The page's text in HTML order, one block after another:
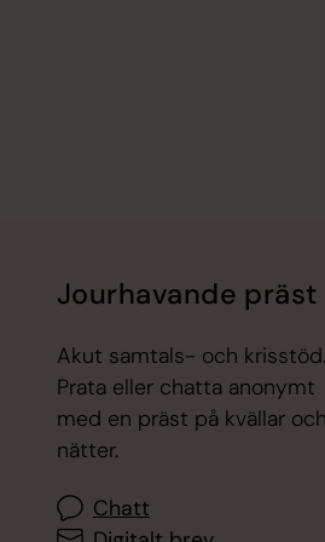
Jourhavande präst
Akut samtals- och krisstöd.
Prata eller chatta anonymt
med en präst på kvällar och
nätter.
Chatt